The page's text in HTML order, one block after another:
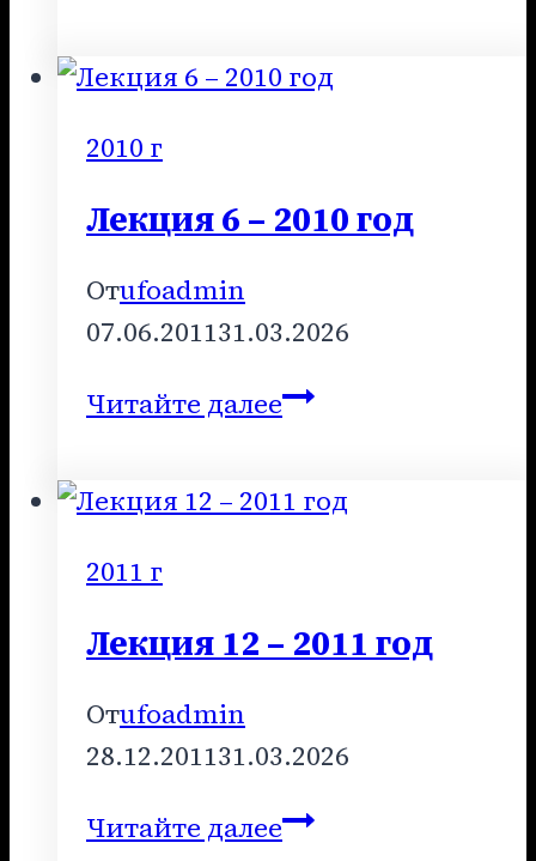
декабрь
2010 г
Лекция 6 – 2010 год
Отufoadmin
07.06.201131.03.2026
Читайте далееЛекция
2010
2011 г
Лекция 12 – 2011 год
Отufoadmin
28.12.201131.03.2026
Читайте далееЛекция